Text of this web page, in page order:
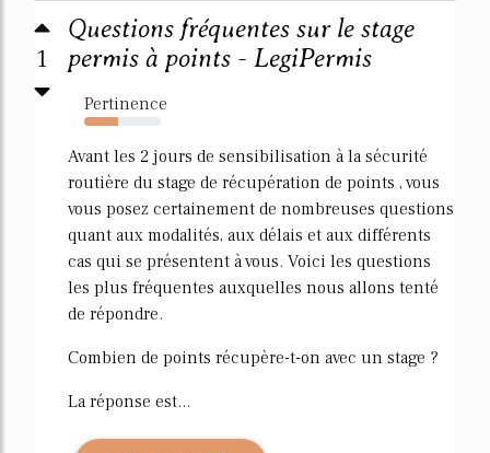
1
Questions fréquentes sur le stage
permis à points - LegiPermis
Pertinence
44%
Avant les 2 jours de sensibilisation à la sécurité
routière du stage de récupération de points , vous
vous posez certainement de nombreuses questions
quant aux modalités, aux délais et aux différents
cas qui se présentent à vous. Voici les questions
les plus fréquentes auxquelles nous allons tenté
de répondre.
Combien de points récupère-t-on avec un stage ?
La réponse est...